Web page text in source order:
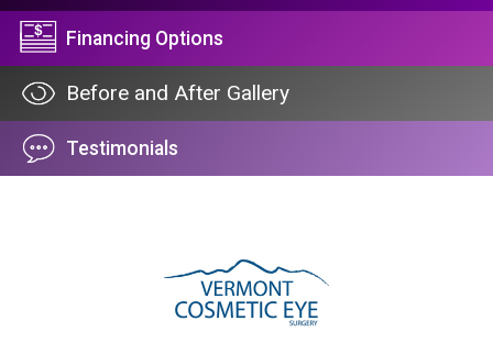
Financing Options
Before and After Gallery
Testimonials